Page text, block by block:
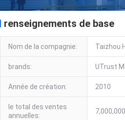
renseignements de base
Nom de la compagnie: Taizhou
brands: UTrust
Année de création: 2010
le total des ventes
annuelles: